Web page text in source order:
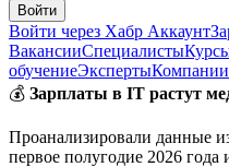
Войти
Войти через Хабр Аккаунт
ВакансииСпециалисты
обучениеЭкспертыКомпании
💰 Зарплаты в IT растут
Проанализировали данные
первое полугодие 2026 года